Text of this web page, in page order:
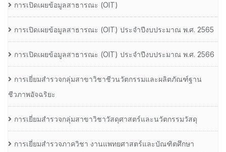
การเปิดเผยข้อมูลสาธารณะ (OIT)
การเปิดเผยข้อมูลสาธารณะ (OIT) ประจำปีงบประมาณ พ.ศ. 2565
การเปิดเผยข้อมูลสาธารณะ (OIT) ประจำปีงบประมาณ พ.ศ. 2566
การเยี่ยมสำรวจกลุ่มสาขาวิชาชีวนวัตกรรมและผลิตภัณฑ์ฐาน
ชีวภาพอัจฉริยะ
การเยี่ยมสำรวจกลุ่มสาขาวิชาวัสดุศาสตร์และนวัตกรรมวัสดุ
การเยี่ยมสำรวจภาควิชา งานแพทยศาสตร์และบัณฑิตศึกษา